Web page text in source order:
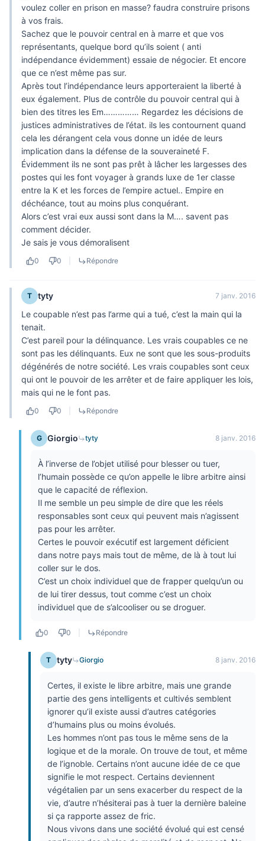
voulez coller en prison en masse? faudra construire prisons
à vos frais.
Sachez que le pouvoir central en à marre et que vos
représentants, quelque bord qu’ils soient ( anti
indépendance évidemment) essaie de négocier. Et encore
que ce n’est même pas sur.
Après tout l’indépendance leurs apporteraient la liberté à
eux également. Plus de contrôle du pouvoir central qui à
bien des titres les Em…………… Regardez les décisions de
justices administratives de l’état. ils les contournent quand
cela les dérangent cela vous donne un idée de leurs
implication dans la défense de la souveraineté F.
Évidemment ils ne sont pas prêt à lâcher les largesses des
postes qui les font voyager à grands luxe de 1er classe
entre la K et les forces de l’empire actuel.. Empire en
déchéance, tout au moins plus conquérant.
Alors c’est vrai eux aussi sont dans la M…. savent pas
comment décider.
Je sais je vous démoralisent
0 0 Répondre
T tyty 7 janv. 2016
Le coupable n’est pas l’arme qui a tué, c’est la main qui la
tenait.
C’est pareil pour la délinquance. Les vrais coupables ce ne
sont pas les délinquants. Eux ne sont que les sous-produits
dégénérés de notre société. Les vrais coupables sont ceux
qui ont le pouvoir de les arrêter et de faire appliquer les lois,
mais qui ne le font pas.
0 0 Répondre
G Giorgio tyty 8 janv. 2016
À l’inverse de l’objet utilisé pour blesser ou tuer,
l’humain possède ce qu’on appelle le libre arbitre ainsi
que le capacité de réflexion.
Il me semble un peu simple de dire que les réels
responsables sont ceux qui peuvent mais n’agissent
pas pour les arrêter.
Certes le pouvoir exécutif est largement déficient
dans notre pays mais tout de même, de là à tout lui
coller sur le dos.
C’est un choix individuel que de frapper quelqu’un ou
de lui tirer dessus, tout comme c’est un choix
individuel que de s’alcooliser ou se droguer.
0 0 Répondre
T tyty Giorgio 8 janv. 2016
Certes, il existe le libre arbitre, mais une grande
partie des gens intelligents et cultivés semblent
ignorer qu’il existe aussi d’autres catégories
d’humains plus ou moins évolués.
Les hommes n’ont pas tous le même sens de la
logique et de la morale. On trouve de tout, et même
de l’ignoble. Certains n’ont aucune idée de ce que
signifie le mot respect. Certains deviennent
végétalien par un sens exacerber du respect de la
vie, d’autre n’hésiterai pas à tuer la dernière baleine
si ça rapporte assez de fric.
Nous vivons dans une société évolué qui est censé